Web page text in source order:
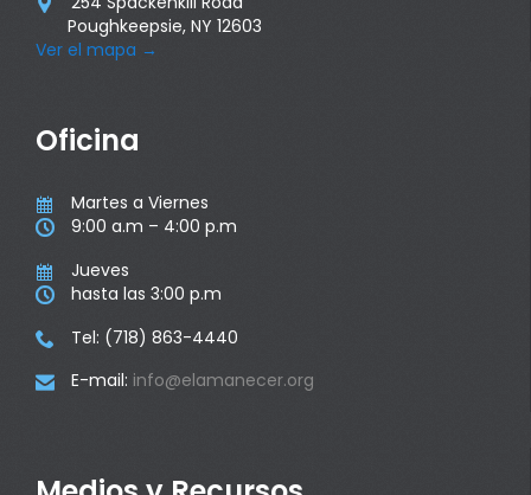

Poughkeepsie, NY 12603
Ver el mapa →
Oficina
 Martes a Viernes
 9:00 a.m – 4:00 p.m
 Jueves
 hasta las 3:00 p.m
 Tel: (718) 863-4440
 E-mail: info@elamanecer.org